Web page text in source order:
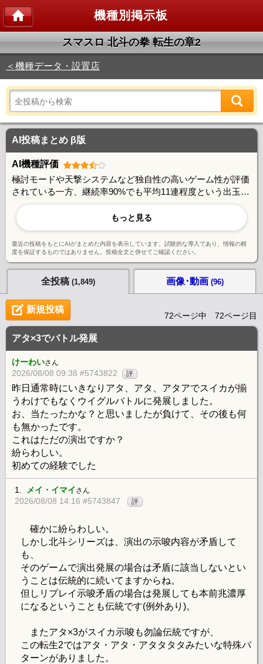
機種別掲示板
スマスロ 北斗の拳 転生の章2
＜機種データ・設置店
AI投稿まとめ β版
AI機種評価
極討モードや天撃システムなど独自性の高いゲーム性が評価
されている一方、継続率90%でも平均11連程度という出玉性
能には期待値とのギャップを感じる声もある。朝一判別やあ
べし短縮など攻略要素は豊富で、やり込み派には好評。ユー
ザー間で活発な情報交換が行われており、コミュニティ形成
に成功している機種と言える。
もっと見る
最近の投稿をもとにAIがまとめた内容を表示しています。試験的な導入であり、情報の精
度を保証するものではありません。投稿全文と併せてご確認ください。
全投稿 (1,849) 画像･動画 (96)
新規投稿
72ページ中 72ページ目
アタ×3でバトル発展
けーわいさん
2026/08/08 09:38 #5743822 評
昨日通常時にいきなりアタ、アタ、アタアでスイカが揃
うわけでもなくウイグルバトルに発展しました。
お、当たったかな？と思いましたが負けて、その後も何
も無かったです。
これはただの演出ですか？
紛らわしい。
初めての経験でした
1. メイ・イマイ さん
2026/08/08 14:16 #5743847 評
確かに紛らわしい。
しかし北斗シリーズは、演出の示唆内容が矛盾して
も、
そのゲームで演出発展の場合は矛盾に該当しないとい
うことは伝統的に続いてますからね。
但しリプレイ示唆矛盾の場合は発展しても本前兆濃厚
になるということも伝統です(例外あり)。
またアタ×3がスイカ示唆も勿論伝統ですが、
この転生2ではアタ・アタ・アタタタタみたいな特殊パ
ターンがありました。